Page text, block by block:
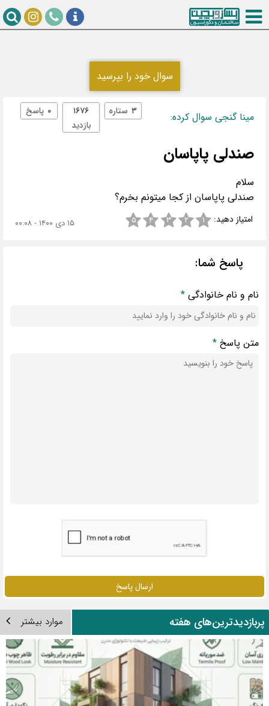
سوال خود را بپرسید
مینا گنجی سوال کرده: پاسخ
۱۶۷۶
بازدید
ستاره
صندلی پاپاسان
صندلی پاپاسان از كجا میتونم بخرم؟
امتیاز دهید: ۱ ۲ ۳ ۴ ۵ ۱۵ دی ۱۴۰۰ - ۰۰:۰۸
پاسخ شما:
نام و نام خانوادگی*
متن پاسخ*
ارسال پاسخ
هفته موارد بیشتر